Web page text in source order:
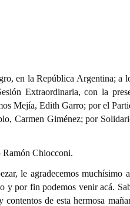
en la República Argentina; a
Extraordinaria, con la
Mejía, Edith Garro; por el
Carmen Giménez; por
Ramón Chiocconi.
le agradecemos muchísimo
y por fin podemos venir acá.
de esta hermosa